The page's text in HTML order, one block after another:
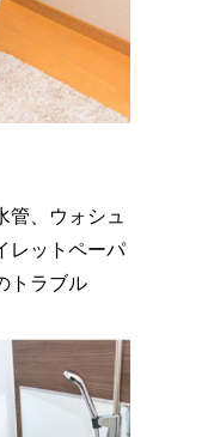
管、ウォシュ
レットペーパ
トラブル